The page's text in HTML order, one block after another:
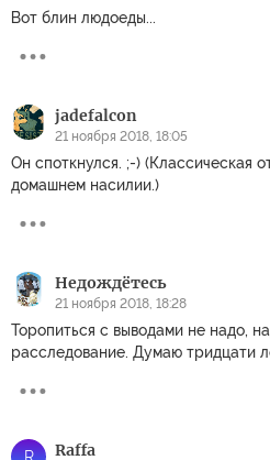
Вот блин людоеды...
jadefalcon
21 ноября 2018, 18:05
Он споткнулся. ;-) (Классическая
домашнем насилии.)
Недождётесь
21 ноября 2018, 18:28
Торопиться с выводами не надо,
расследование. Думаю тридцати
R Raffa